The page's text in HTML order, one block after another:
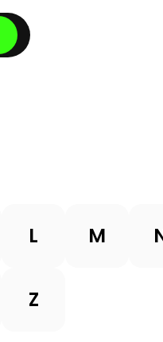
L M
Z